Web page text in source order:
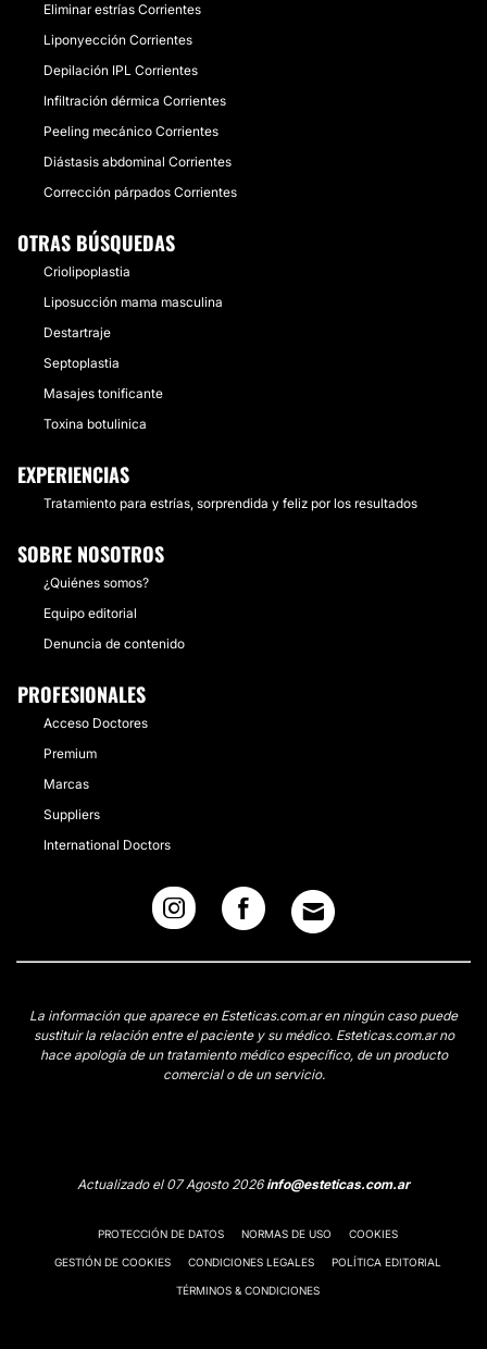
Eliminar estrías Corrientes
Liponyección Corrientes
Depilación IPL Corrientes
Infiltración dérmica Corrientes
Peeling mecánico Corrientes
Diástasis abdominal Corrientes
Corrección párpados Corrientes
OTRAS BÚSQUEDAS
Criolipoplastia
Liposucción mama masculina
Destartraje
Septoplastia
Masajes tonificante
Toxina botulinica
EXPERIENCIAS
Tratamiento para estrías, sorprendida y feliz por los resultados
SOBRE NOSOTROS
¿Quiénes somos?
Equipo editorial
Denuncia de contenido
PROFESIONALES
Acceso Doctores
Premium
Marcas
Suppliers
International Doctors
La información que aparece en Esteticas.com.ar en ningún caso puede
sustituir la relación entre el paciente y su médico. Esteticas.com.ar no
hace apología de un tratamiento médico específico, de un producto
comercial o de un servicio.
Actualizado el 07 Agosto 2026info@esteticas.com.ar
PROTECCIÓN DE DATOS NORMAS DE USO COOKIES
GESTIÓN DE COOKIES CONDICIONES LEGALES POLÍTICA EDITORIAL
TÉRMINOS & CONDICIONES